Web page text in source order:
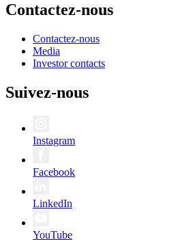
Contactez-nous
Contactez-nous
Media
Investor contacts
Suivez-nous
Instagram
Facebook
LinkedIn
YouTube